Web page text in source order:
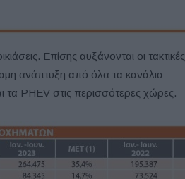
Επίσης αυξάνονται οι τακτικές
ανάπτυξη από όλα τα κανάλια
τα PHEV στις περισσότερες χώρες.